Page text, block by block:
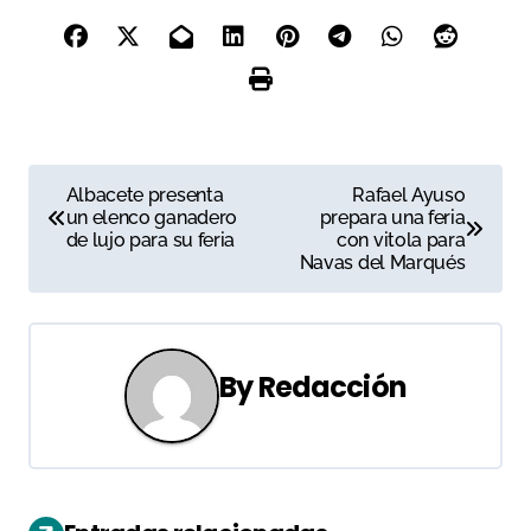
a
v
e
c
Albacete presenta
un elenco ganadero
de lujo para su feria
Rafael Ayuso
prepara una feria
con vitola para
Navas del Marqués
ByRedacción